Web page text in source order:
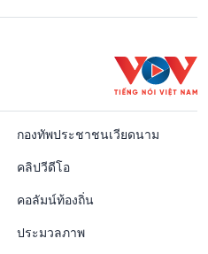
กองทัพประชาชนเวียดนาม
คลิปวีดีโอ
คอลัมน์ท้องถิ่น
ประมวลภาพ